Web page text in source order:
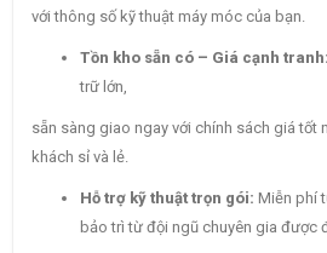
với thông số kỹ thuật máy móc của bạn.
Tồn kho sẵn có – Giá cạnh tranh:
trữ lớn,
sẵn sàng giao ngay với chính sách giá tốt
khách sỉ và lẻ.
Hỗ trợ kỹ thuật trọn gói: Miễn phí
bảo trì từ đội ngũ chuyên gia được